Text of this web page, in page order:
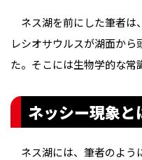
ネス湖を前にした筆者は
レシオサウルスが湖面か
た。そこには生物学的な常
ネッシー現象と
ネス湖には、筆者のよう